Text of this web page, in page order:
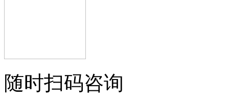
随时扫码咨询